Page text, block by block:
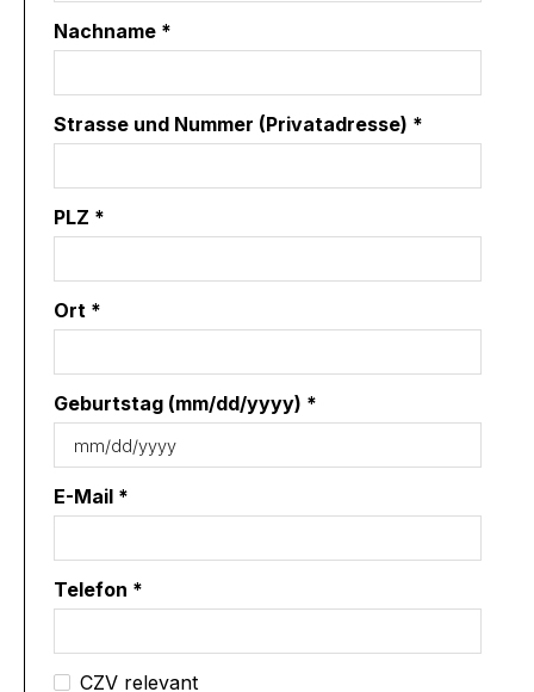
Nachname *
Strasse und Nummer (Privatadresse) *
PLZ *
Ort *
Geburtstag (mm/dd/yyyy) *
E-Mail *
Telefon *
CZV relevant